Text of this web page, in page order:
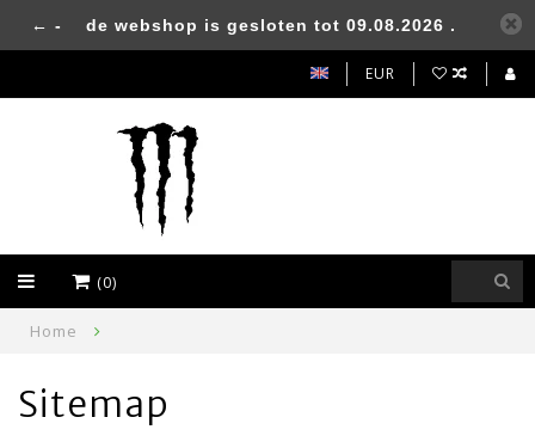
EUR
(0)
Home
Sitemap
← - de webshop is gesloten tot 09.08.2026 .